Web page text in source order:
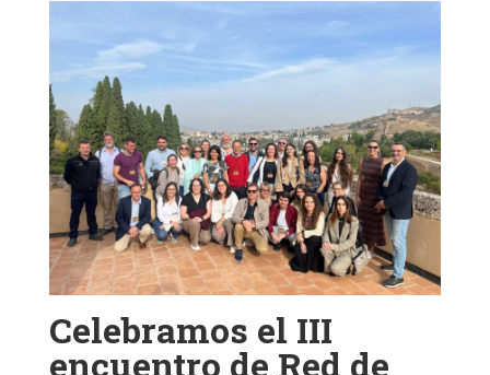
Celebramos el III
encuentro de Red de